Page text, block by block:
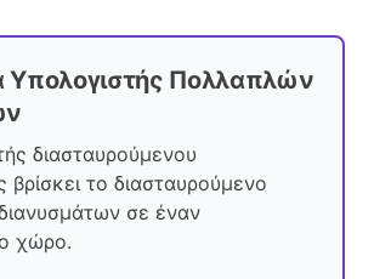
Υπολογιστής Πολλαπλών
διασταυρούμενου
βρίσκει το διασταυρούμενο
σε έναν
χώρο.